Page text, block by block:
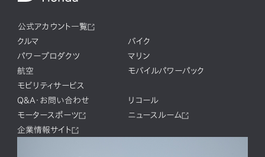
公式アカウント一覧
クルマ
バイク
パワープロダクツ
マリン
航空
モバイルパワーパック
モビリティサービス
Q&A・お問い合わせ
リコール
モータースポーツ
ニュースルーム
企業情報サイト